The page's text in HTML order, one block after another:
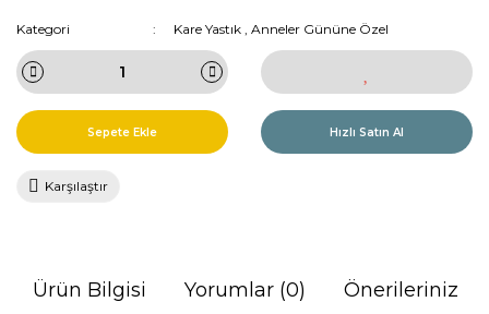
Kategori Kare Yastık ,Anneler Gününe Özel
Sepete Ekle Hızlı Satın Al
Karşılaştır
Ürün Bilgisi Yorumlar (0) Önerileriniz